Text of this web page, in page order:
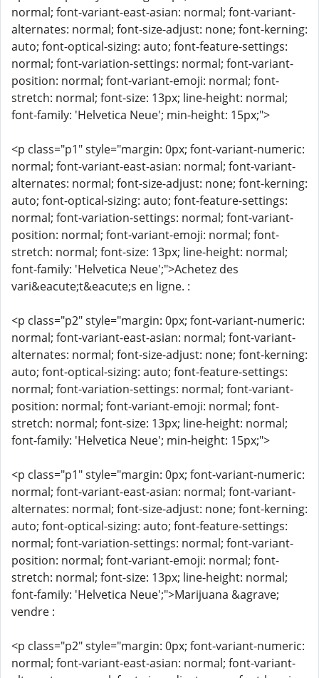
normal; font-variant-east-asian: normal; font-variant-
alternates: normal; font-size-adjust: none; font-kerning:
auto; font-optical-sizing: auto; font-feature-settings:
normal; font-variation-settings: normal; font-variant-
position: normal; font-variant-emoji: normal; font-
stretch: normal; font-size: 13px; line-height: normal;
font-family: 'Helvetica Neue'; min-height: 15px;">
<p class="p1" style="margin: 0px; font-variant-numeric:
normal; font-variant-east-asian: normal; font-variant-
alternates: normal; font-size-adjust: none; font-kerning:
auto; font-optical-sizing: auto; font-feature-settings:
normal; font-variation-settings: normal; font-variant-
position: normal; font-variant-emoji: normal; font-
stretch: normal; font-size: 13px; line-height: normal;
font-family: 'Helvetica Neue';">Achetez des
vari&eacute;t&eacute;s en ligne. :
<p class="p2" style="margin: 0px; font-variant-numeric:
normal; font-variant-east-asian: normal; font-variant-
alternates: normal; font-size-adjust: none; font-kerning:
auto; font-optical-sizing: auto; font-feature-settings:
normal; font-variation-settings: normal; font-variant-
position: normal; font-variant-emoji: normal; font-
stretch: normal; font-size: 13px; line-height: normal;
font-family: 'Helvetica Neue'; min-height: 15px;">
<p class="p1" style="margin: 0px; font-variant-numeric:
normal; font-variant-east-asian: normal; font-variant-
alternates: normal; font-size-adjust: none; font-kerning:
auto; font-optical-sizing: auto; font-feature-settings:
normal; font-variation-settings: normal; font-variant-
position: normal; font-variant-emoji: normal; font-
stretch: normal; font-size: 13px; line-height: normal;
font-family: 'Helvetica Neue';">Marijuana &agrave;
vendre :
<p class="p2" style="margin: 0px; font-variant-numeric:
normal; font-variant-east-asian: normal; font-variant-